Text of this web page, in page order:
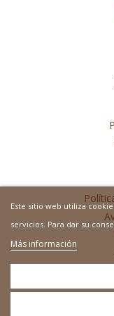
Sitio
Este sitio web utiliza
servicios. Para dar su
Más información